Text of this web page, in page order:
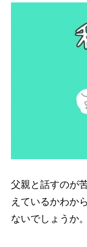
父親と話すのが
えているかわか
ないでしょうか。